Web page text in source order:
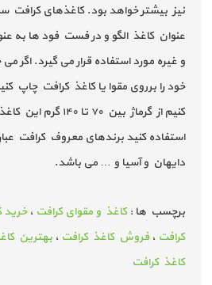
نیز بیشتر خواهد بود. کاغذهای کرافت
عنوان کاغذ الگو و در فست فود ها به
و غیره مورد استفاده قرار می گیرد. اگر
خود را برروی مقوا یا کاغذ کرافت چاپ
کنیم از گرماژ بین ۷۰
استفاده کنید برندهای معروف کرافت
دایهان و آسیا و … می باشد.
برچسب ها :کاغذ و مقوای کرافت ،خرید
کرافت ،فروش کاغذ کرافت ،بهترین
کاغذ کرافت